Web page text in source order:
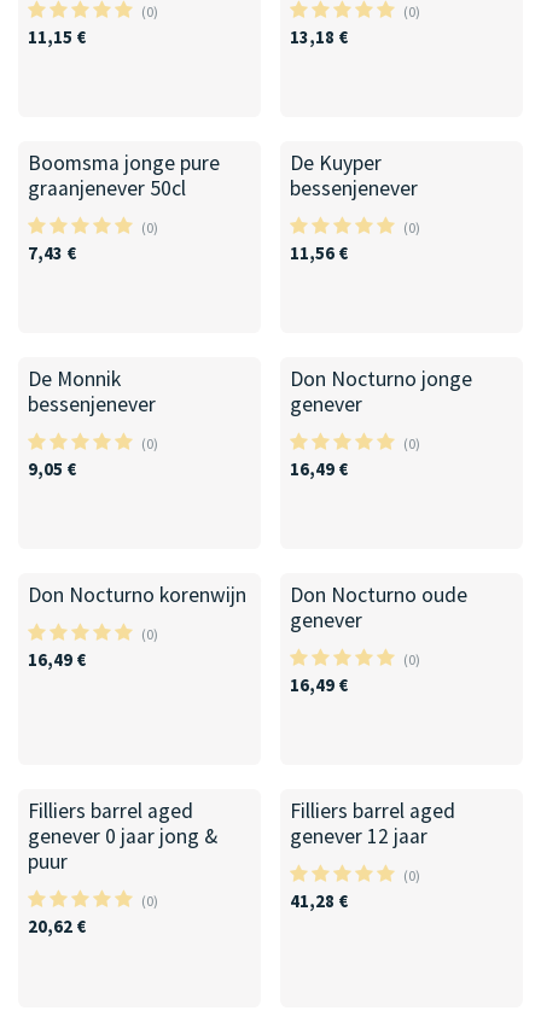
(0)
11,15 €
(0)
13,18 €
50cl
Boomsma jonge pure
graanjenever 50cl
(0)
7,43 €
De Kuyper
bessenjenever
(0)
11,56€
De Monnik
bessenjenever
(0)
9,05 €
Don Nocturno jonge
genever
(0)
16,49€
Don Nocturno korenwijn
(0)
16,49 €
Don Nocturno oude
genever
(0)
16,49€
Filliers barrel aged
genever 0 jaar jong &
puur
(0)
20,62 €
Filliers barrel aged
genever 12 jaar
(0)
41,28 €